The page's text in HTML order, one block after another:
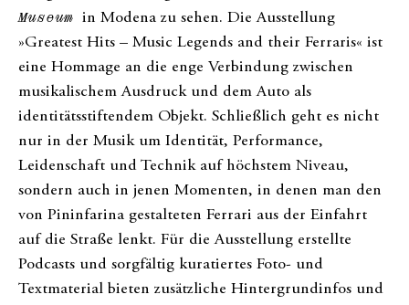
Museum in Modena zu sehen. Die Ausstellung
»Greatest Hits – Music Legends and their Ferraris« ist
eine Hommage an die enge Verbindung zwischen
musikalischem Ausdruck und dem Auto als
identitätsstiftendem Objekt. Schließlich geht es nicht
nur in der Musik um Identität, Performance,
Leidenschaft und Technik auf höchstem Niveau,
sondern auch in jenen Momenten, in denen man den
von Pininfarina gestalteten Ferrari aus der Einfahrt
auf die Straße lenkt. Für die Ausstellung erstellte
Podcasts und sorgfältig kuratiertes Foto- und
Textmaterial bieten zusätzliche Hintergrundinfos und